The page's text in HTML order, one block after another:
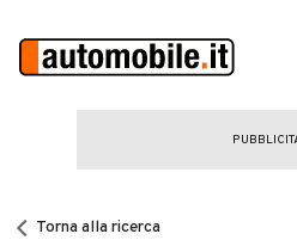
CERCA
Torna alla ricerca